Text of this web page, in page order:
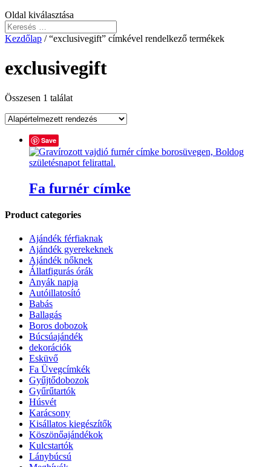
Oldal kiválasztása
Kezdőlap / “exclusivegift” címkével rendelkező termékek
exclusivegift
Összesen 1 találat
Save
Fa furnér címke
Product categories
Ajándék férfiaknak
Ajándék gyerekeknek
Ajándék nőknek
Állatfigurás órák
Anyák napja
Autóillatosító
Babás
Ballagás
Boros dobozok
Búcsúajándék
dekorációk
Esküvő
Fa Üvegcímkék
Gyűjtődobozok
Gyűrűtartók
Húsvét
Karácsony
Kisállatos kiegészítők
Köszönőajándékok
Kulcstartók
Lánybúcsú